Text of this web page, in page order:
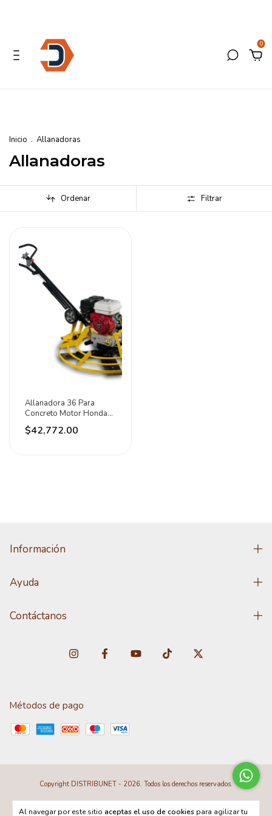
0
Al navegar por este sitio aceptas el uso de cookies para agilizar tu
Inicio . Allanadoras
Allanadoras
Ordenar Filtrar
Allanadora 36 Para
Concreto Motor Honda
Gx160 5.5hp Tonka
$42,772.00
Información
Ayuda
Contáctanos
Métodos de pago
Copyright DISTRIBUNET - 2026. Todos los derechos reservados.